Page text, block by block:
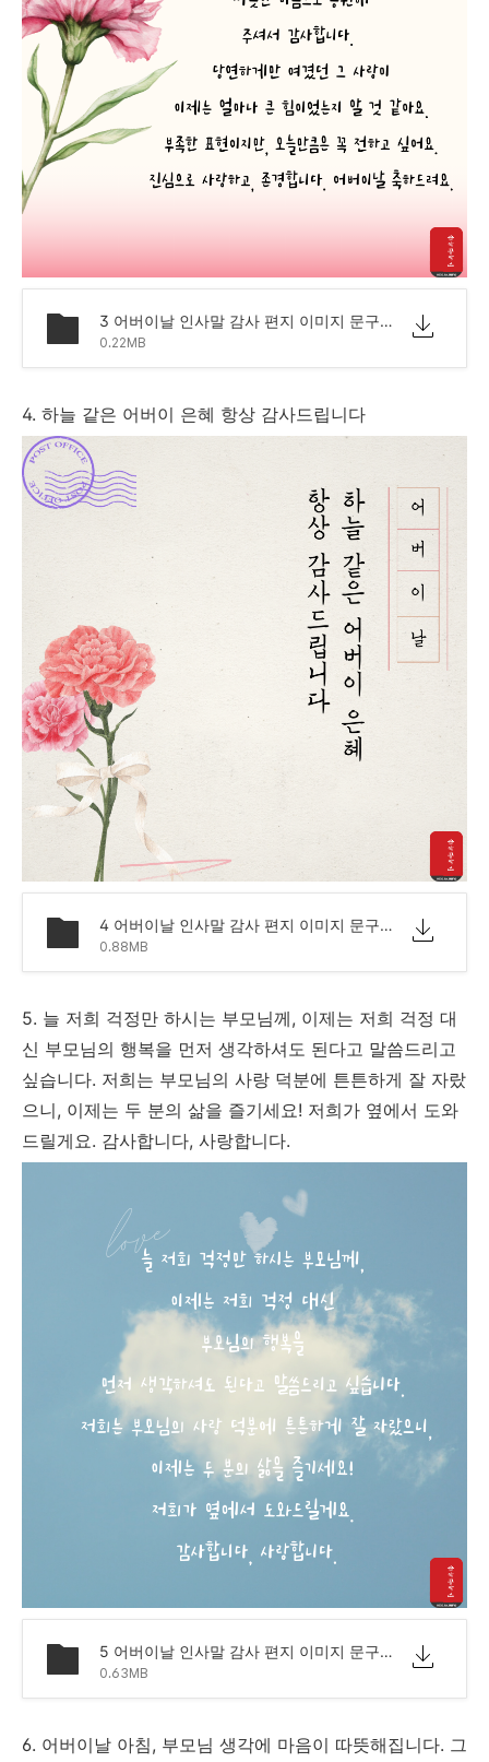
3 어버이날 인사말 감사 편지 이미지 문구.png
0.22MB
4. 하늘 같은 어버이 은혜 항상 감사드립니다
4 어버이날 인사말 감사 편지 이미지 문구.png
0.88MB
5. 늘 저희 걱정만 하시는 부모님께, 이제는 저희 걱정 대
신 부모님의 행복을 먼저 생각하셔도 된다고 말씀드리고
싶습니다. 저희는 부모님의 사랑 덕분에 튼튼하게 잘 자랐
으니, 이제는 두 분의 삶을 즐기세요! 저희가 옆에서 도와
드릴게요. 감사합니다, 사랑합니다.
5 어버이날 인사말 감사 편지 이미지 문구.png
0.63MB
6. 어버이날 아침, 부모님 생각에 마음이 따뜻해집니다. 그